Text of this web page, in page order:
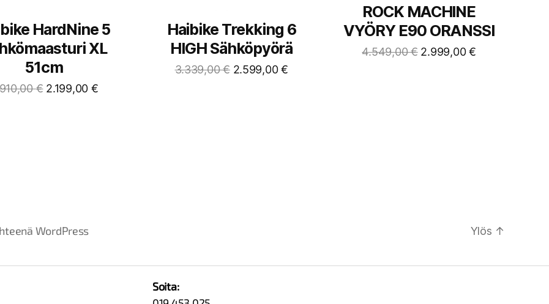
HardNine 5
XL
51cm
€ 2.199,00 €
Haibike Trekking 6
HIGH Sähköpyörä
3.339,00€ 2.599,00€
ROCK MACHINE
VYÖRY E90 ORANSSI
4.549,00€ 2.999,00€
WordPress Ylös ↑
Soita: